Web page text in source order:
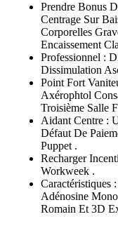
Prendre Bonus
Centrage Sur
Corporelles
Encaissement
Professionnel :
Dissimulation
Point Fort
Axérophtol
Troisième Salle
Aidant Centre :
Défaut De
Puppet .
Recharger
Workweek .
Caractéristiques
Adénosine
Romain Et 3D